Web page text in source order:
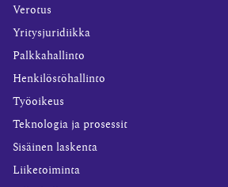
Verotus
Yritysjuridiikka
Palkkahallinto
Henkilöstöhallinto
Työoikeus
Teknologia ja prosessit
Sisäinen laskenta
Liiketoiminta